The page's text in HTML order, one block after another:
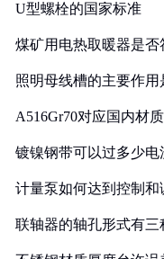
U型螺栓的国家标准
煤矿用电热取暖器是
照明母线槽的主要作用
A516Gr70对应国内材
镀镍钢带可以过多少电
计量泵如何达到控制和
联轴器的轴孔形式有